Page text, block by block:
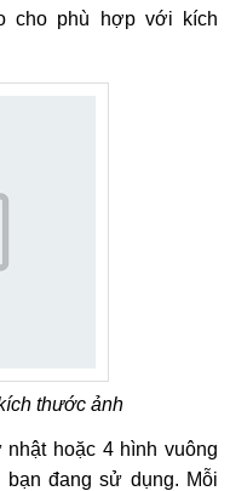
cho phù hợp với kích
thước ảnh
hoặc 4 hình vuông
đang sử dụng. Mỗi